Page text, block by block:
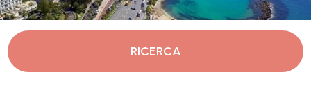
RICERCA
Chi
siamo
I
Imperia